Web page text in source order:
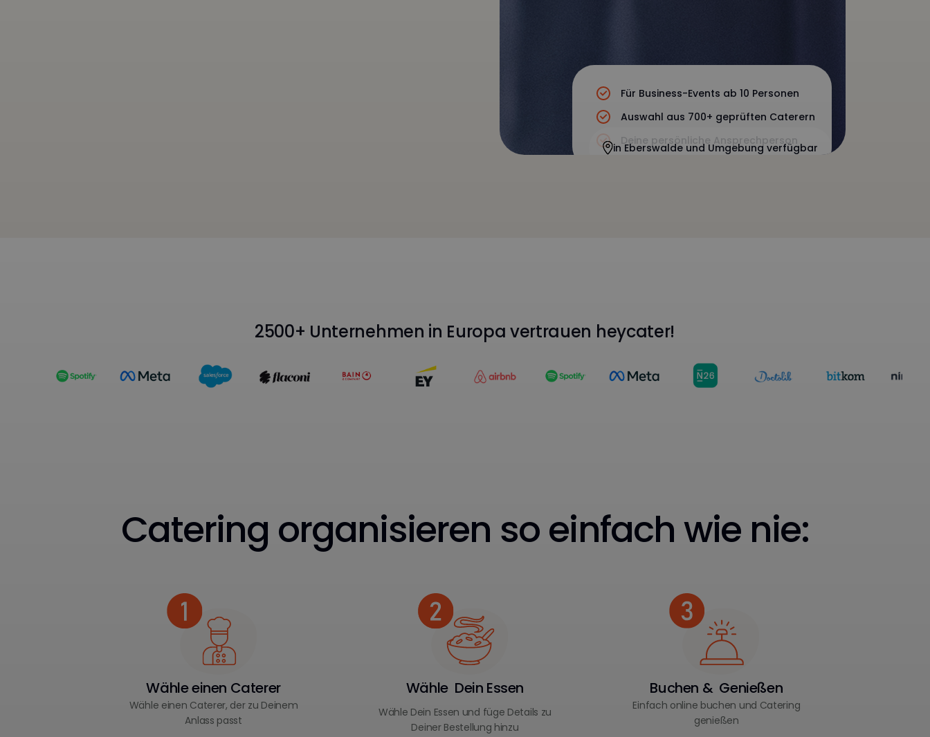
Für Business-Events ab 10 Personen
Auswahl aus 700+ geprüften Caterern
Deine persönliche Ansprechperson
in Eberswalde und Umgebung verfügbar
2500+ Unternehmen in Europa vertrauen heycater!
Catering organisieren so einfach wie nie:
Wähle einen Caterer
Wähle einen Caterer, der zu Deinem
Anlass passt
Wähle Dein Essen
Wähle Dein Essen und füge Details zu
Deiner Bestellung hinzu
Buchen & Genießen
Einfach online buchen und Catering
genießen